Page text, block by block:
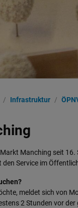
Infrastruktur
Manching seit
Service im
meldet sich von
2 Stunden vor